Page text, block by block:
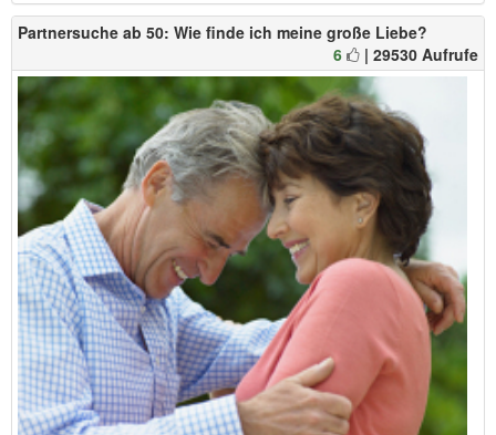
Partnersuche ab 50: Wie finde ich meine große Liebe?
6
| 29530 Aufrufe